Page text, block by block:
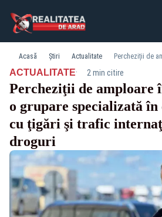
Acasă Știri Actualitate
ACTUALITATE· 2 min citire
Percheziţii de amploare
o grupare specializată
cu ţigări şi trafic
droguri